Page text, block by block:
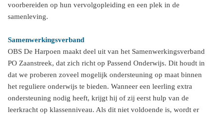
voorbereiden op hun vervolgopleiding en een plek in de
samenleving.
Samenwerkingsverband
OBS De Harpoen maakt deel uit van het Samenwerkingsverband
PO Zaanstreek, dat zich richt op Passend Onderwijs. Dit houdt in
dat we proberen zoveel mogelijk ondersteuning op maat binnen
het reguliere onderwijs te bieden. Wanneer een leerling extra
ondersteuning nodig heeft, krijgt hij of zij eerst hulp van de
leerkracht op klassenniveau. Als dit niet voldoende is, wordt er